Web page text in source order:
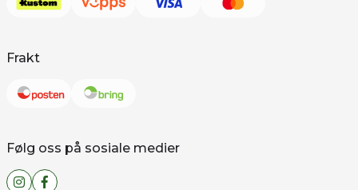
Frakt
Følg oss på sosiale medier